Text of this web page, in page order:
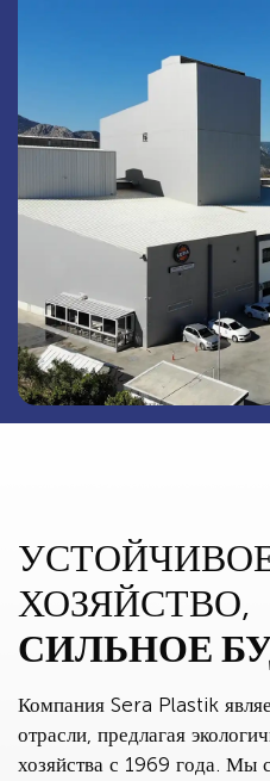
ХОЗЯЙСТВО,
СИЛЬНОЕ
Компания Sera Plastik
отрасли, предлагая
хозяйства с 1969 года. Мы